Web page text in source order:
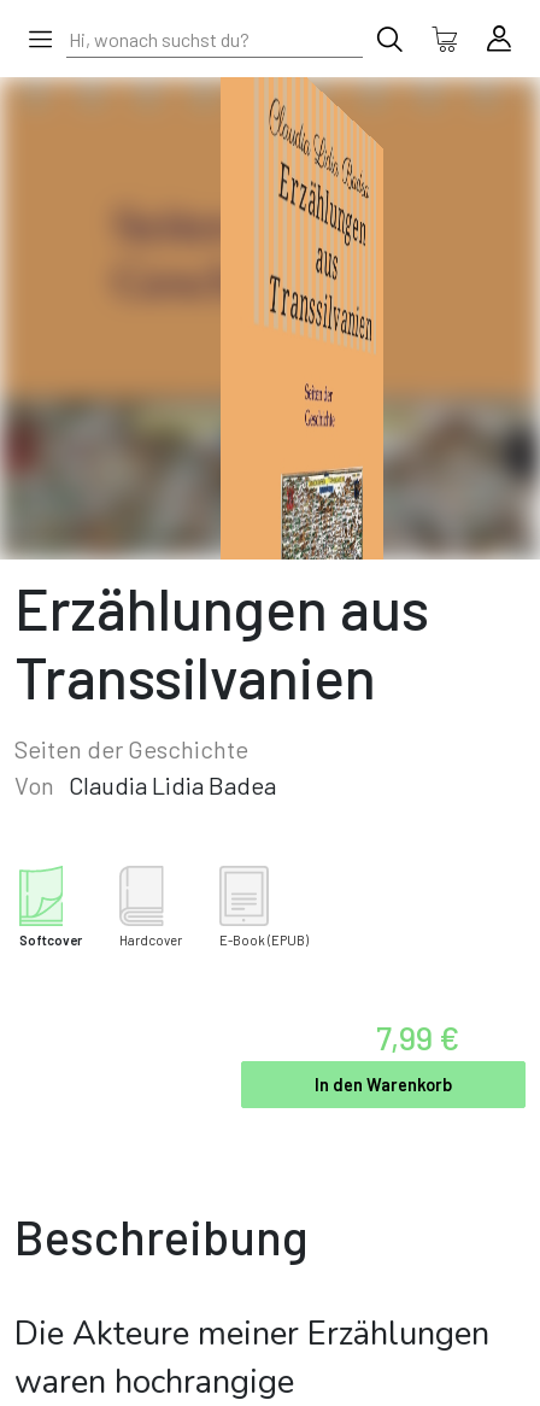
Erzählungen aus
Transsilvanien
Seiten der Geschichte
Von
Claudia Lidia Badea
Softcover Hardcover E-Book (EPUB)
7,99 €
In den Warenkorb
Beschreibung
Die Akteure meiner Erzählungen
waren hochrangige